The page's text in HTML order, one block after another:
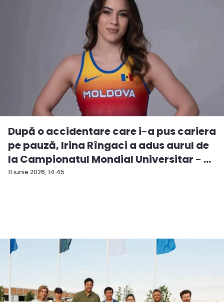
11 iunie 2026, 14:45
După o accidentare care i-a pus cariera
pe pauză, Irina Rîngaci a adus aurul de
la Campionatul Mondial Universitar - ...